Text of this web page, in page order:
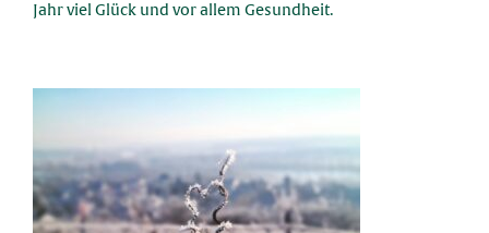
Jahr viel Glück und vor allem Gesundheit.